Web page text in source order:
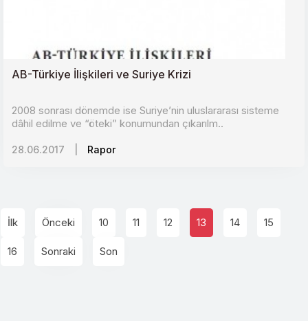
AB-Türkiye İlişkileri ve Suriye Krizi
2008 sonrası dönemde ise Suriye’nin uluslararası sisteme
dâhil edilme ve “öteki” konumundan çıkarılm..
28.06.2017 Rapor
İlk Önceki 10 11 12 13 14 15
16 Sonraki Son